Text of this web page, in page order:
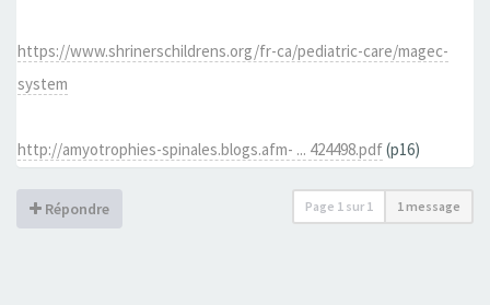
https://www.shrinerschildrens.org/fr-ca/pediatric-care/magec-
system
http://amyotrophies-spinales.blogs.afm- ... 424498.pdf(p16)
Répondre Page 1 sur 1 1 message